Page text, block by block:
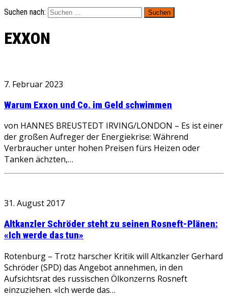
Suchen nach:
EXXON
7. Februar 2023
Warum Exxon und Co. im Geld schwimmen
von HANNES BREUSTEDT IRVING/LONDON – Es ist einer
der großen Aufreger der Energiekrise: Während
Verbraucher unter hohen Preisen fürs Heizen oder
Tanken ächzten,…
31. August 2017
Altkanzler Schröder steht zu seinen Rosneft-Plänen:
«Ich werde das tun»
Rotenburg – Trotz harscher Kritik will Altkanzler Gerhard
Schröder (SPD) das Angebot annehmen, in den
Aufsichtsrat des russischen Ölkonzerns Rosneft
einzuziehen. «Ich werde das…